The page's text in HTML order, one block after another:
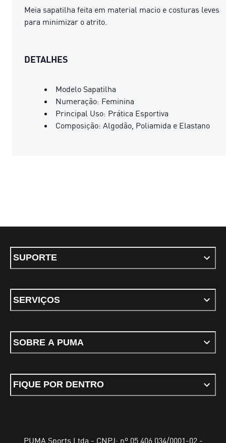
Meia sapatilha feita em material macio e costuras leves
para minimizar o atrito.
DETALHES
Modelo Sapatilha
Numeração: Feminina
Principal Uso: Prática Esportiva
Composição: Algodão, Poliamida e Elastano
SUPORTE
SERVIÇOS
SOBRE A PUMA
FIQUE POR DENTRO
PUMA Sports Ltda - CNPJ: nº 05.406.034/0001-02 -